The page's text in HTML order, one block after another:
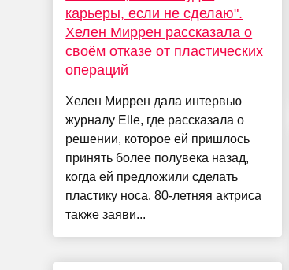
карьеры, если не сделаю".
Хелен Миррен рассказала о
своём отказе от пластических
операций
Хелен Миррен дала интервью
журналу Elle, где рассказала о
решении, которое ей пришлось
принять более полувека назад,
когда ей предложили сделать
пластику носа. 80-летняя актриса
также заяви...